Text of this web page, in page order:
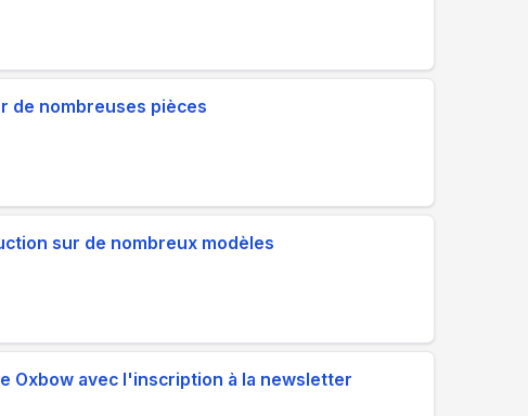
de nombreuses pièces
sur de nombreux modèles
Oxbow avec l'inscription à la newsletter